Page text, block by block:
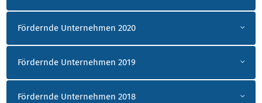
Fördernde Unternehmen 2020
Fördernde Unternehmen 2019
Fördernde Unternehmen 2018